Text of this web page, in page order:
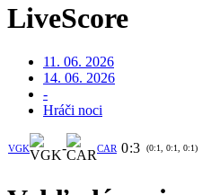
LiveScore
11. 06. 2026
14. 06. 2026
-
Hráči noci
VGK - CAR 0:3 (0:1, 0:1, 0:1)